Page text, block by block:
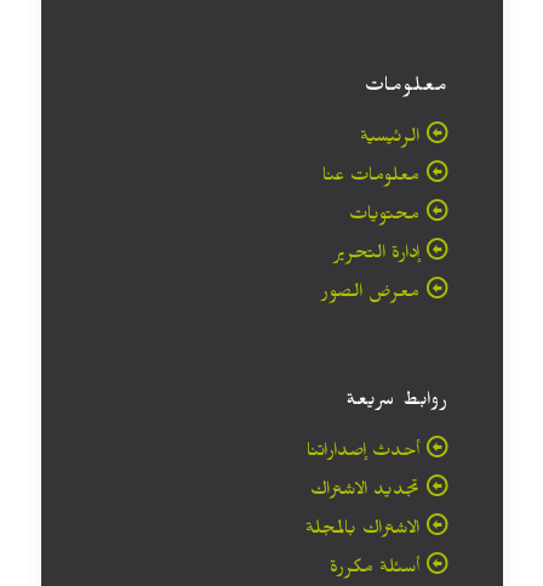
معلومات
الرئيسية
معلومات عنا
محتويات
إدارة التحرير
معرض الصور
روابط سريعة
أحدث إصداراتنا
تجديد الاشتراك
الاشتراك بالمجلة
أسئلة مكررة